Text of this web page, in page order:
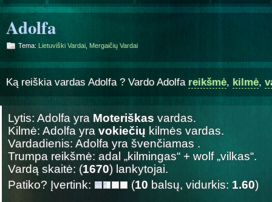
Adolfa
Tema: Lietuviški Vardai Mergaičių Vardai
Ką reiškia vardas Adolfa ? Vardo Adolfa reikšmė, kilmė,
Lytis: Adolfa yra Moteriškas vardas.
Kilmė: Adolfa yra vokiečių kilmės vardas.
Vardadienis: Adolfa yra švenčiamas .
Trumpa reikšmė: adal „kilmingas“ + wolf „vilkas“.
Vardą skaitė: (1670) lankytojai.
Patiko? Įvertink:
(10 balsų, vidurkis: 1.60)